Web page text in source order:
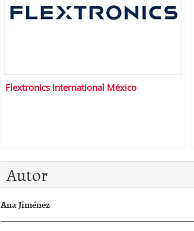
Flextronics International México
Autor
Ana Jiménez